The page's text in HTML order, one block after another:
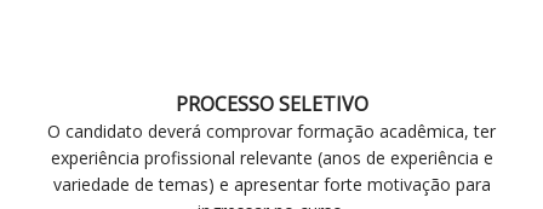
PROCESSO SELETIVO
O candidato deverá comprovar formação acadêmica, ter
experiência profissional relevante (anos de experiência e
variedade de temas) e apresentar forte motivação para